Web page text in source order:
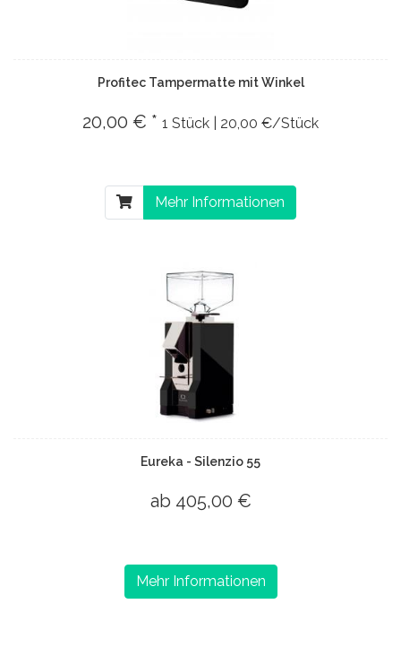
Profitec Tampermatte mit Winkel
20,00 € * 1 Stück | 20,00 €/Stück
Mehr Informationen
Eureka - Silenzio 55
ab 405,00 €
Mehr Informationen